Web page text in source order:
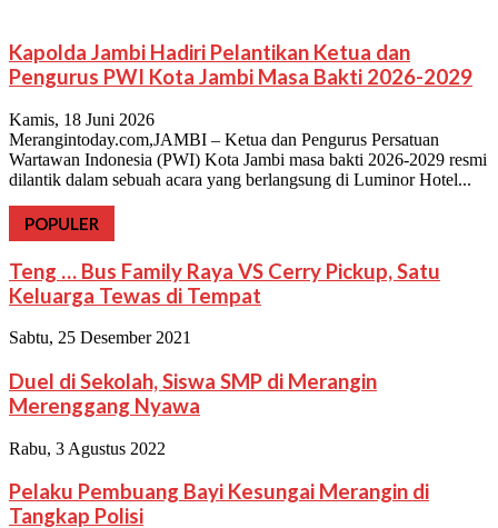
Kapolda Jambi Hadiri Pelantikan Ketua dan
Pengurus PWI Kota Jambi Masa Bakti 2026-2029
Kamis, 18 Juni 2026
Merangintoday.com,JAMBI – Ketua dan Pengurus Persatuan
Wartawan Indonesia (PWI) Kota Jambi masa bakti 2026-2029 resmi
dilantik dalam sebuah acara yang berlangsung di Luminor Hotel...
POPULER
Teng … Bus Family Raya VS Cerry Pickup, Satu
Keluarga Tewas di Tempat
Sabtu, 25 Desember 2021
Duel di Sekolah, Siswa SMP di Merangin
Merenggang Nyawa
Rabu, 3 Agustus 2022
Pelaku Pembuang Bayi Kesungai Merangin di
Tangkap Polisi